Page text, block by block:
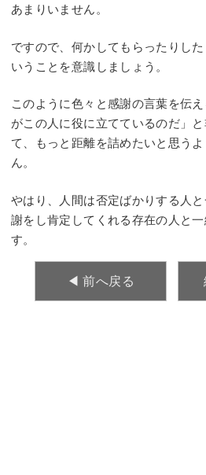
あまりいません。
ですので、何かしてもらったりし
いうことを意識しましょう。
このように色々と感謝の言葉を伝
がこの人に役に立てているのだ」
て、もっと距離を詰めたいと思う
ん。
やはり、人間は否定ばかりする人
謝をし肯定してくれる存在の人と
す。
◀︎ 前へ戻る